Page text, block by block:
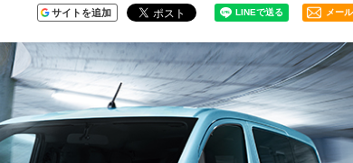
サイトを追加 メー